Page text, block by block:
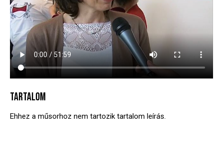
TARTALOM
Ehhez a műsorhoz nem tartozik tartalom leírás.